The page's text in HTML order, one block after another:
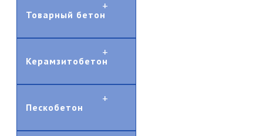
Товарный бетон
Керамзитобетон
Пескобетон